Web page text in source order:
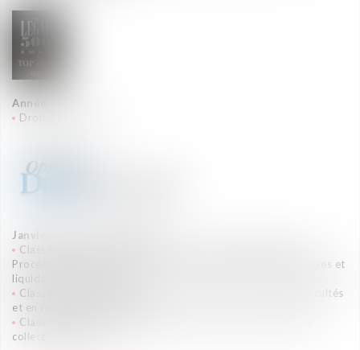
Année 2022
Droit social : Tier 3
Janvier 2021 - janvier 2022
Classement des cabinets d’avocats en RESTRUCTURING –
Procédures collectives (sauvegardes, redressements judiciaires et
liquidations judiciaires)
Classement des cabinets d’avocats en Prévention des difficultés
et en renégociation de dette
Classement des cabinets d’avocats en PSE et contentieux
collectifs afférents